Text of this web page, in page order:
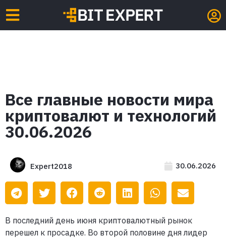
Все главные новости мира
криптовалют и технологий
30.06.2026
Expert2018 30.06.2026
В последний день июня криптовалютный рынок
перешел к просадке. Во второй половине дня лидер